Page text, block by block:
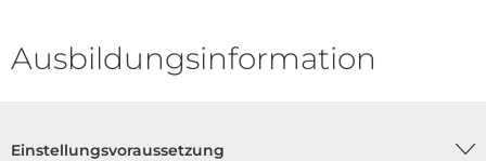
Ausbildungsinformation
Einstellungsvoraussetzung